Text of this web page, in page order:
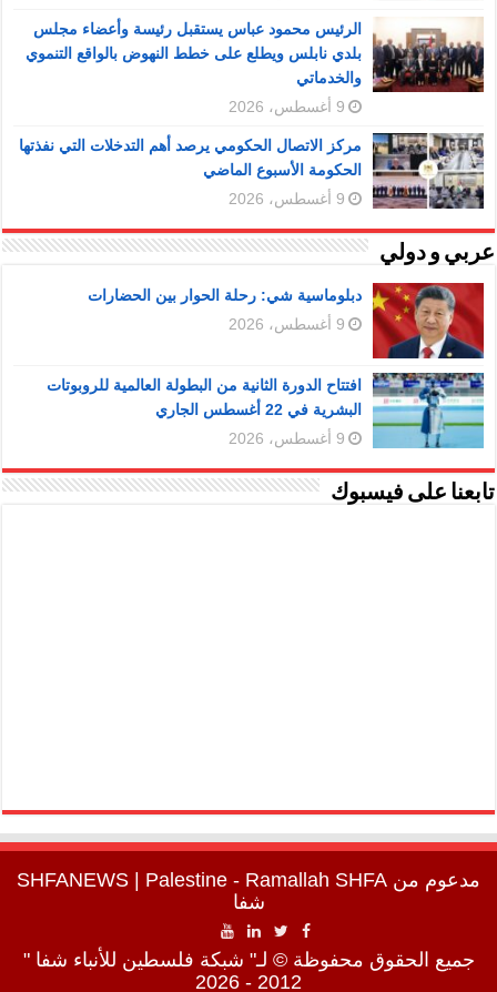
الرئيس محمود عباس يستقبل رئيسة وأعضاء مجلس
بلدي نابلس ويطلع على خطط النهوض بالواقع التنموي
والخدماتي
9 أغسطس، 2026
مركز الاتصال الحكومي يرصد أهم التدخلات التي نفذتها
الحكومة الأسبوع الماضي
9 أغسطس، 2026
عربي و دولي
دبلوماسية شي: رحلة الحوار بين الحضارات
9 أغسطس، 2026
افتتاح الدورة الثانية من البطولة العالمية للروبوتات
البشرية في 22 أغسطس الجاري
9 أغسطس، 2026
تابعنا على فيسبوك
مدعوم من SHFANEWS | Palestine - Ramallah SHFA
شفا
جميع الحقوق محفوظة © لـ" شبكة فلسطين للأنباء شفا "
2012 - 2026